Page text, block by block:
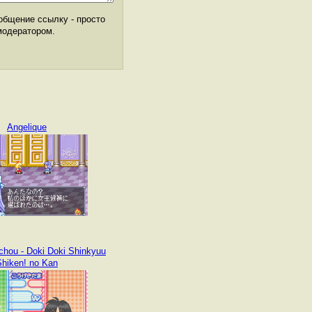
ссылку - просто
Angelique
- Doki Doki Shinkyuu
no Kan